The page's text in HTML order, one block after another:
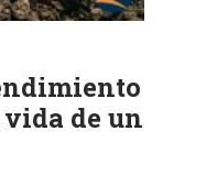
de un